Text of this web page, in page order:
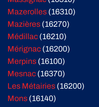
Mazerolles (16310)
Mazières (16270)
Médillac (16210)
Mérignac (16200)
Merpins (16100)
Mesnac (16370)
Les Métairies (16200)
Mons (16140)